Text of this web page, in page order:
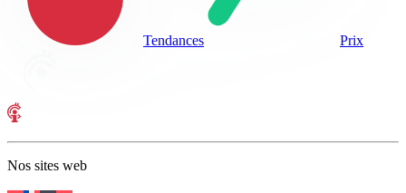
Tendances Prix
Nos sites web